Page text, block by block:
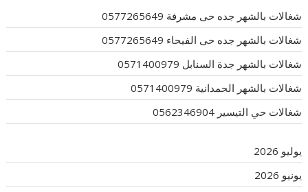
شغالات بالشهر جده حى مشرفة 0577265649
شغالات بالشهر جده حى الفيحاء 0577265649
شغالات بالشهر جدة السنابل 0571400979
شغالات بالشهر الحمدانية 0571400979
شغالات حي التيسير 0562346904
يوليو 2026
يونيو 2026